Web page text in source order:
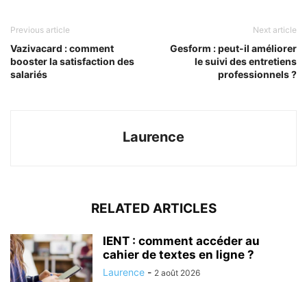
Previous article
Vazivacard : comment
booster la satisfaction des
salariés
Next article
Gesform : peut-il améliorer
le suivi des entretiens
professionnels ?
Laurence
RELATED ARTICLES
IENT : comment accéder au
cahier de textes en ligne ?
Laurence - 2 août 2026